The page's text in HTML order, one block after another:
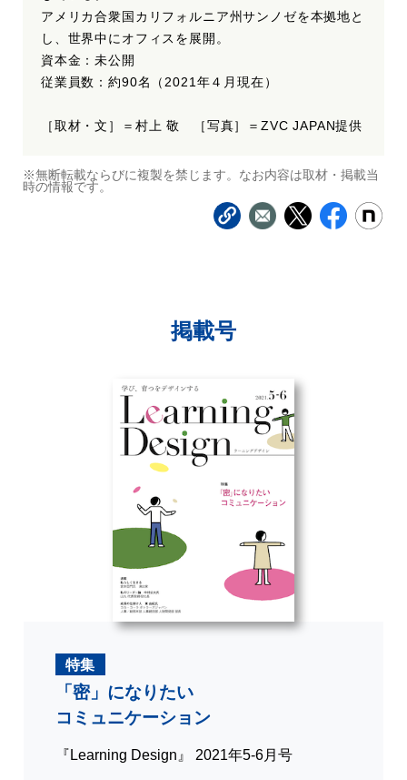
アメリカ合衆国カリフォルニア州サンノゼを本拠地と
し、世界中にオフィスを展開。
資本金：未公開
従業員数：約90名（2021年４月現在）
［取材・文］＝村上 敬 ［写真］＝ZVC JAPAN提供
※無断転載ならびに複製を禁じます。なお内容は取材・掲載当
時の情報です。
掲載号
特集
「密」になりたい
コミュニケーション
『Learning Design』 2021年5-6月号